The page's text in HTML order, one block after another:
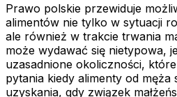
Prawo polskie przewiduje
alimentów nie tylko w sytuacji
ale również w trakcie trwania
może wydawać się nietypowa,
uzasadnione okoliczności, które
pytania kiedy alimenty od męża
uzyskania, gdy związek